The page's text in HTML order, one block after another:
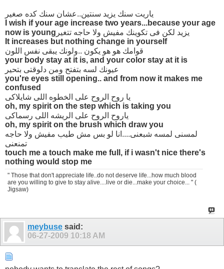
ياريت سنك يزيد سنتين..عشان سنك كده صغير
I wish if your age increase two years...because your age
now is young يزيد لكن فى تكوينك مفيش ولا حاجه تتغير
It increases but nothing change in yourself
قوامك هو هو يكون ..ولونك يبقى نفس اللون
your body stay at it is, and your color stay at it is
عيونك لسه بتفتح ومن دلوقتى بتحير
you're eyes still opening.. and from now it makes me
confused
يا روح الروح على الخطوه اللى شايلاكى
oh, my spirit on the step which is taking you
ياروح الروح على الريشه اللى رسماكى
oh, my spirit on the brush which draw you
لمسنى لمسه شبعنى....انا لو بس مش طيب مفيش ولا حاجه
تمنعنى
touch me a touch make me full, if i wasn't nice there's
nothing would stop me
" Those that don't appreciate life..do not deserve life...how much blood
are you willing to give to stay alive....live or die...make your choice... " (
Jigsaw)
meybuse said:
06-27-2009 10:18 AM